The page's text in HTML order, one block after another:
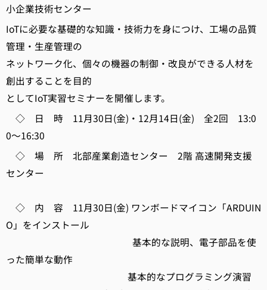
小企業技術センター
IoTに必要な基礎的な知識・技術力を身につけ、工場の品質
管理・生産管理の
ネットワーク化、個々の機器の制御・改良ができる人材を
創出することを目的
としてIoT実習セミナーを開催します。
◇ 日 時 11月30日(金)・12月14日(金) 全2回 13:0
0～16:30
◇ 場 所 北部産業創造センター 2階 高速開発支援
センター
◇ 内 容 11月30日(金) ワンボードマイコン「ARDUIN
O」をインストール
基本的な説明、電子部品を使
った簡単な動作
基本的なプログラミング演習